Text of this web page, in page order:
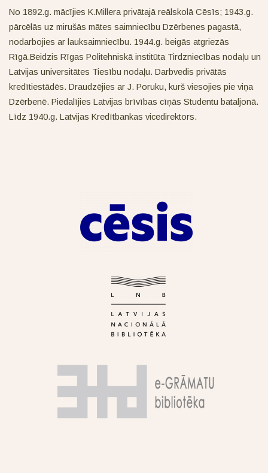
No 1892.g. mācījies K.Millera privātajā reālskolā Cēsīs; 1943.g.
pārcēlās uz mirušās mātes saimniecību Dzērbenes pagastā,
nodarbojies ar lauksaimniecību. 1944.g. beigās atgriezās
Rīgā.Beidzis Rīgas Politehniskā institūta Tirdzniecības nodaļu un
Latvijas universitātes Tiesību nodaļu. Darbvedis privātās
kredītiestādēs. Draudzējies ar J. Poruku, kurš viesojies pie viņa
Dzērbenē. Piedalījies Latvijas brīvības cīņās Studentu bataljonā.
Līdz 1940.g. Latvijas Kredītbankas vicedirektors.